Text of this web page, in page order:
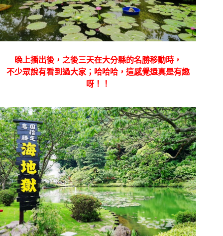
晚上播出後，之後三天在大分縣的名勝移動時，
不少眾說有看到過大家；哈哈哈，這感覺還真是有趣
呀！！